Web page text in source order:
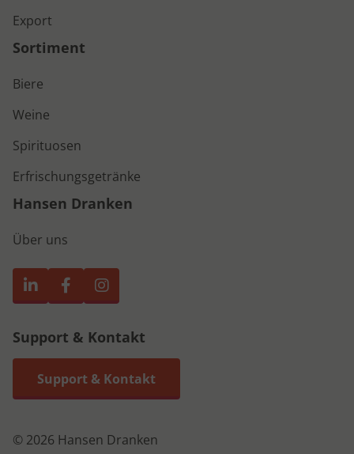
Export
Sortiment
Biere
Weine
Spirituosen
Erfrischungsgetränke
Hansen Dranken
Über uns
Support & Kontakt
Support & Kontakt
© 2026 Hansen Dranken